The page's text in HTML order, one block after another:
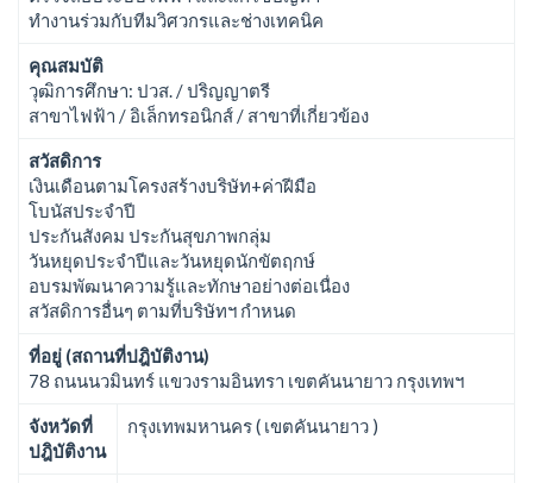
ทำงานร่วมกับทีมวิศวกรและช่างเทคนิค
คุณสมบัติ
วุฒิการศึกษา: ปวส. / ปริญญาตรี
สาขาไฟฟ้า / อิเล็กทรอนิกส์ / สาขาที่เกี่ยวข้อง
สวัสดิการ
เงินเดือนตามโครงสร้างบริษัท+ค่าฝีมือ
โบนัสประจำปี
ประกันสังคม ประกันสุขภาพกลุ่ม
วันหยุดประจำปีและวันหยุดนักขัตฤกษ์
อบรมพัฒนาความรู้และทักษาอย่างต่อเนื่อง
สวัสดิการอื่นๆ ตามที่บริษัทฯ กำหนด
ที่อยู่ (สถานที่ปฎิบัติงาน)
78 ถนนนวมินทร์ แขวงรามอินทรา เขตคันนายาว กรุงเทพฯ
จังหวัดที่
ปฎิบัติงาน
กรุงเทพมหานคร ( เขตคันนายาว )